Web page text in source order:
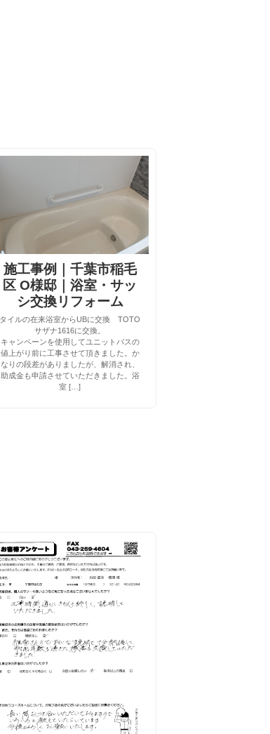
施工事例｜千葉市稲毛
区 O様邸｜浴室・サッ
シ交換リフォーム
タイルの在来浴室からUBに交換 TOTO
サザナ1616に交換。
キャンペーンを使用してユニットバスの
値上がり前に工事させて頂きました。か
なりの段差がありましたが、解消され、
助成金も申請させていただきました。浴
室 […]